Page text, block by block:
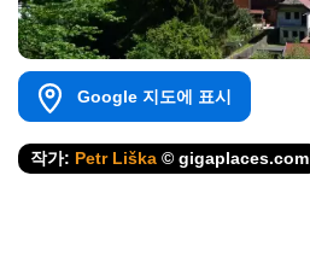
Google 지도에 표시
작가: Petr Liška © gigaplaces.com